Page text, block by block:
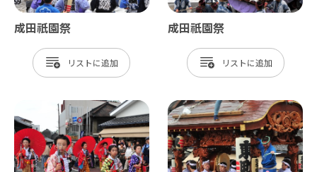
成田祇園祭
リスト
成田祇園祭
リスト